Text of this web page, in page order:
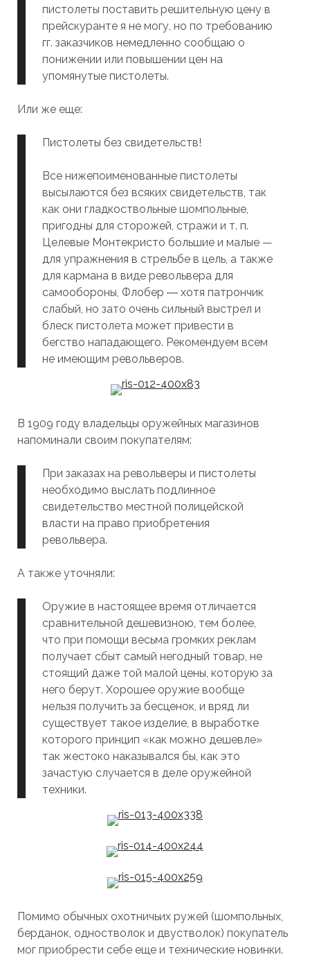
пистолеты поставить решительную цену в
прейскуранте я не могу, но по требованию
гг. заказчиков немедленно сообщаю о
понижении или повышении цен на
упомянутые пистолеты.
Или же еще:
Пистолеты без свидетельств!
Все нижепоименованные пистолеты
высылаются без всяких свидетельств, так
как они гладкоствольные шомпольные,
пригодны для сторожей, стражи и т. п.
Целевые Монтекристо большие и малые —
для упражнения в стрельбе в цель, а также
для кармана в виде револьвера для
самообороны, Флобер ― хотя патрончик
слабый, но зато очень сильный выстрел и
блеск пистолета может привести в
бегство нападающего. Рекомендуем всем
не имеющим револьверов.
В 1909 году владельцы оружейных магазинов
напоминали своим покупателям:
При заказах на револьверы и пистолеты
необходимо выслать подлинное
свидетельство местной полицейской
власти на право приобретения
револьвера.
А также уточняли:
Оружие в настоящее время отличается
сравнительной дешевизною, тем более,
что при помощи весьма громких реклам
получает сбыт самый негодный товар, не
стоящий даже той малой цены, которую за
него берут. Хорошее оружие вообще
нельзя получить за бесценок, и вряд ли
существует такое изделие, в выработке
которого принцип «как можно дешевле»
так жестоко наказывался бы, как это
зачастую случается в деле оружейной
техники.
Помимо обычных охотничьих ружей (шомпольных,
берданок, одностволок и двустволок) покупатель
мог приобрести себе еще и технические новинки.